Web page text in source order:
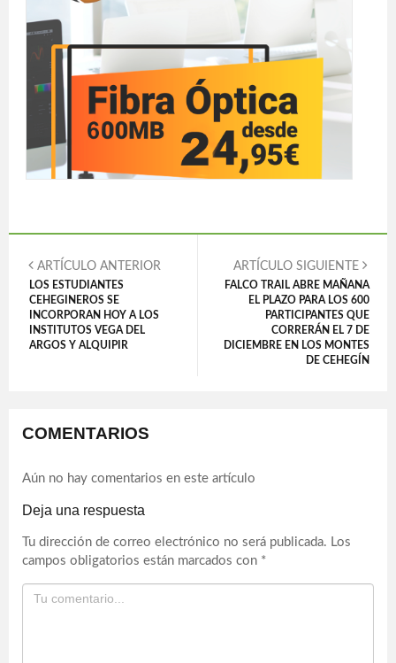
ARTÍCULO ANTERIOR
LOS ESTUDIANTES
CEHEGINEROS SE
INCORPORAN HOY A LOS
INSTITUTOS VEGA DEL
ARGOS Y ALQUIPIR
ARTÍCULO SIGUIENTE
FALCO TRAIL ABRE MAÑANA
EL PLAZO PARA LOS 600
PARTICIPANTES QUE
CORRERÁN EL 7 DE
DICIEMBRE EN LOS MONTES
DE CEHEGÍN
COMENTARIOS
Aún no hay comentarios en este artículo
Deja una respuesta
Tu dirección de correo electrónico no será publicada. Los
campos obligatorios están marcados con *